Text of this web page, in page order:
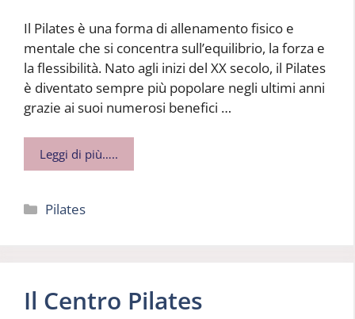
Il Pilates è una forma di allenamento fisico e
mentale che si concentra sull’equilibrio, la forza e
la flessibilità. Nato agli inizi del XX secolo, il Pilates
è diventato sempre più popolare negli ultimi anni
grazie ai suoi numerosi benefici …
Leggi di più…..
Categorie
Pilates
Il Centro Pilates